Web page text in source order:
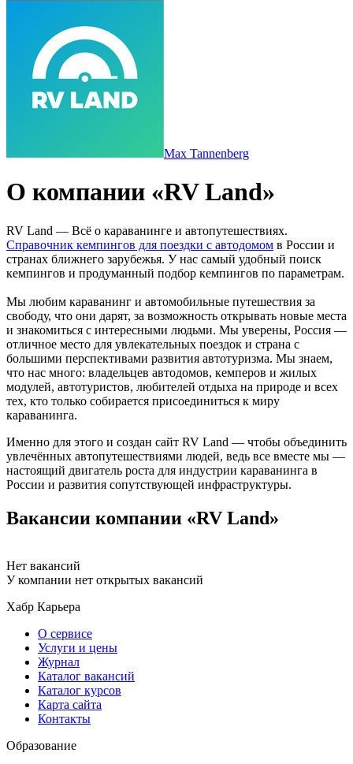
Max Tannenberg
О компании «RV Land»
RV Land — Всё о караванинге и автопутешествиях.
Справочник кемпингов для поездки с автодомом в России и
странах ближнего зарубежья. У нас самый удобный поиск
кемпингов и продуманный подбор кемпингов по параметрам.
Мы любим караванинг и автомобильные путешествия за
свободу, что они дарят, за возможность открывать новые места
и знакомиться с интересными людьми. Мы уверены, Россия —
отличное место для увлекательных поездок и страна с
большими перспективами развития автотуризма. Мы знаем,
что нас много: владельцев автодомов, кемперов и жилых
модулей, автотуристов, любителей отдыха на природе и всех
тех, кто только собирается присоединиться к миру
караванинга.
Именно для этого и создан сайт RV Land — чтобы объединить
увлечённых автопутешествиями людей, ведь все вместе мы —
настоящий двигатель роста для индустрии караванинга в
России и развития сопутствующей инфраструктуры.
Вакансии компании «RV Land»
Нет вакансий
У компании нет открытых вакансий
Хабр Карьера
О сервисе
Услуги и цены
Журнал
Каталог вакансий
Каталог курсов
Карта сайта
Контакты
Образование